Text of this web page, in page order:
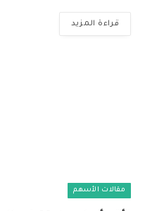
قراءة المزيد
مقالات الأسهم